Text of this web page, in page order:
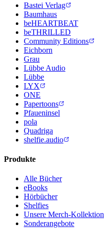
Bastei Verlag
Baumhaus
beHEARTBEAT
beTHRILLED
Community Editions
Eichborn
Grau
Lübbe Audio
Lübbe
LYX
ONE
Papertoons
Pfaueninsel
pola
Quadriga
shelfie.audio
Produkte
Alle Bücher
eBooks
Hörbücher
Shelfies
Unsere Merch-Kollektion
Sonderangebote